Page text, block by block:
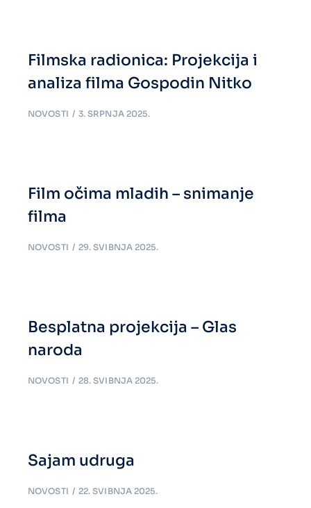
Filmska radionica: Projekcija i
analiza filma Gospodin Nitko
NOVOSTI 3. SRPNJA 2025.
Film očima mladih – snimanje
filma
NOVOSTI 29. SVIBNJA 2025.
Besplatna projekcija – Glas
naroda
NOVOSTI 28. SVIBNJA 2025.
Sajam udruga
NOVOSTI 22. SVIBNJA 2025.